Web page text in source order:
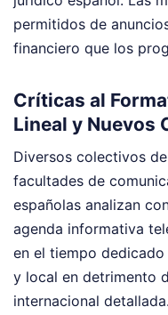
permitidos de
financiero que los
Críticas al
Lineal y Nuevos
Diversos colectivos
facultades de
españolas analizan
agenda informativa
en el tiempo
y local en detrimento
internacional